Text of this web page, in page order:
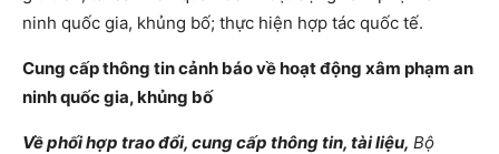
ninh quốc gia, khủng bố; thực hiện hợp tác quốc tế.
Cung cấp thông tin cảnh báo về hoạt động xâm phạm an
ninh quốc gia, khủng bố
Về phối hợp trao đổi, cung cấp thông tin, tài liệu, Bộ